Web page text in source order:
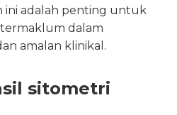
ini adalah penting untuk
dalam
amalan klinikal.
sitometri